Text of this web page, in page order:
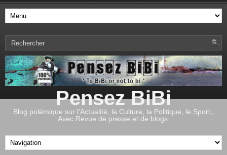
Pensez BiBi
Blog polémique sur l'Actualité, la Culture, la Politique, le Sport,.
Avec Revue de presse et de blogs.